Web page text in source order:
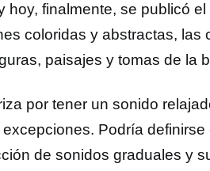
hoy, finalmente, se publicó el
coloridas y abstractas, las
paisajes y tomas de la
por tener un sonido
Podría
de sonidos graduales y